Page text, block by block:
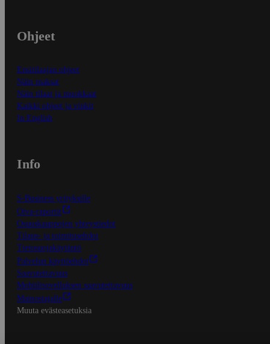
Ohjeet
Ensitilaajan ohjeet
Näin maksat
Näin tilaat ja muokkaat
Kaikki ohjeet ja vinkit
In English
Info
S-Business yrityksille
Oiva-raportit
Osuuskauppojen yhteystiedot
Tilaus- ja toimitusehdot
Tietosuojakäytäntö
Palvelun käyttöehdot
Saavutettavuus
Mobiilisovelluksen saavutettavuus
Mainostajalle
Muuta evästeasetuksia